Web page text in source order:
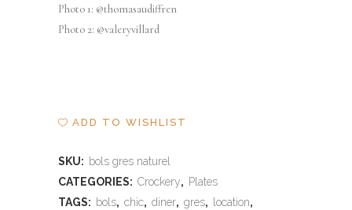
Photo 1: @thomasaudiffren
Photo 2: @valeryvillard
ADD TO WISHLIST
SKU: bols gres naturel
CATEGORIES: Crockery, Plates
TAGS: bols, chic, diner, gres, location,